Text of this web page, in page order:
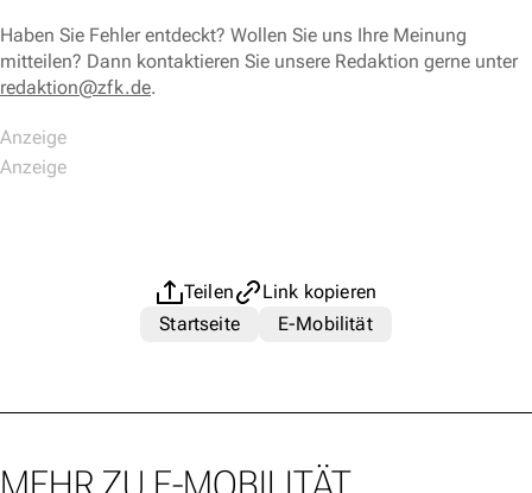
Haben Sie Fehler entdeckt? Wollen Sie uns Ihre Meinung
mitteilen? Dann kontaktieren Sie unsere Redaktion gerne unter
redaktion@zfk.de.
Teilen
Link kopieren
Startseite
E-Mobilität